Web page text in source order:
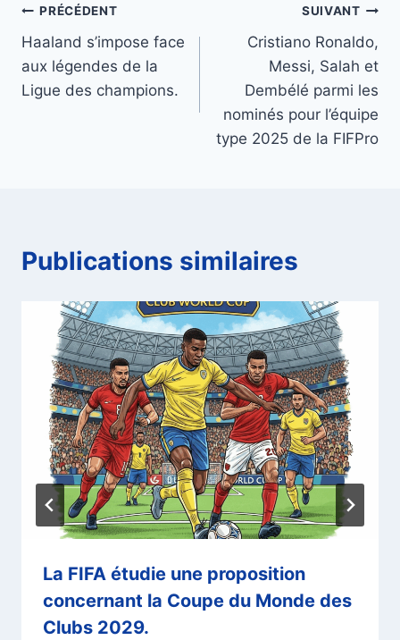
Navigation
de
l’article
PRÉCÉDENT
Haaland s’impose face
aux légendes de la
Ligue des champions.
SUIVANT
Cristiano Ronaldo,
Messi, Salah et
Dembélé parmi les
nominés pour l’équipe
type 2025 de la FIFPro
Publications similaires
La FIFA étudie une proposition
concernant la Coupe du Monde des
Clubs 2029.